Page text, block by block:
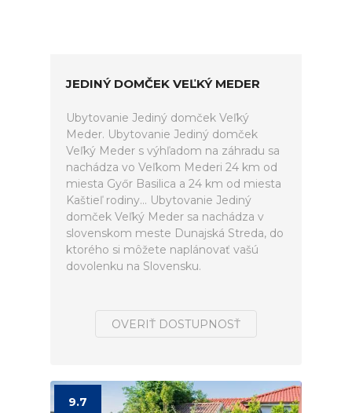
JEDINÝ DOMČEK VEĽKÝ MEDER
Ubytovanie Jediný domček Veľký
Meder. Ubytovanie Jediný domček
Veľký Meder s výhľadom na záhradu sa
nachádza vo Veľkom Mederi 24 km od
miesta Győr Basilica a 24 km od miesta
Kaštieľ rodiny... Ubytovanie Jediný
domček Veľký Meder sa nachádza v
slovenskom meste Dunajská Streda, do
ktorého si môžete naplánovať vašú
dovolenku na Slovensku.
OVERIŤ DOSTUPNOSŤ
9.7